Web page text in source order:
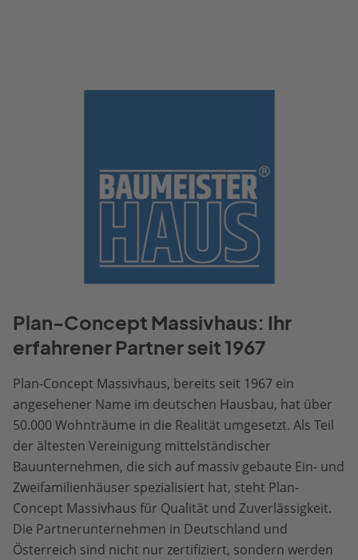
Plan-Concept Massivhaus: Ihr
erfahrener Partner seit 1967
Plan-Concept Massivhaus, bereits seit 1967 ein
angesehener Name im deutschen Hausbau, hat über
50.000 Wohnträume in die Realität umgesetzt. Als Teil
der ältesten Vereinigung mittelständischer
Bauunternehmen, die sich auf massiv gebaute Ein- und
Zweifamilienhäuser spezialisiert hat, steht Plan-
Concept Massivhaus für Qualität und Zuverlässigkeit.
Die Partnerunternehmen in Deutschland und
Österreich sind nicht nur zertifiziert, sondern werden